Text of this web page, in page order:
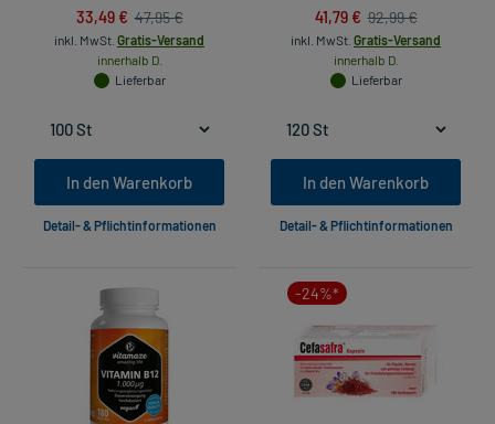
33,49 € 47,95 €
inkl. MwSt. Gratis-Versand
innerhalb D.
Lieferbar
In den Warenkorb
Detail- & Pflichtinformationen
41,79 € 92,99 €
inkl. MwSt. Gratis-Versand
innerhalb D.
Lieferbar
In den Warenkorb
Detail- & Pflichtinformationen
-24%*